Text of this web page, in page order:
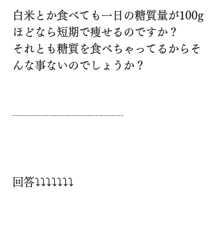
白米とか食べても一日の糖質量が100g
ほどなら短期で痩せるのですか？
それとも糖質を食べちゃってるからそ
んな事ないのでしょうか？
┈┈┈┈┈┈┈┈┈┈
回答⤵︎⤵︎⤵︎⤵︎⤵︎⤵︎⤵︎